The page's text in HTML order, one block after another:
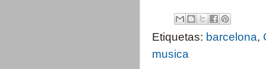
Etiquetas: barcelona,
musica